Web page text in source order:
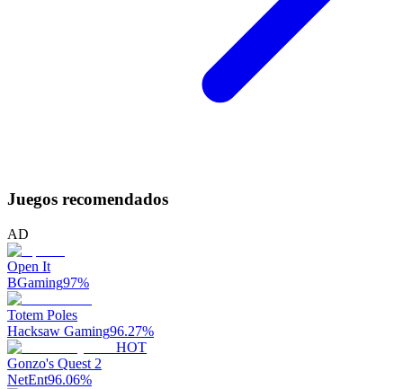
Juegos recomendados
AD
Open It
BGaming97%
Totem Poles
Hacksaw Gaming96.27%
HOT
Gonzo's Quest 2
NetEnt96.06%